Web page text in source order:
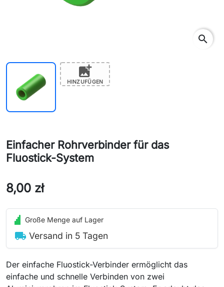
search
add_photo_alternate
HINZUFÜGEN
Einfacher Rohrverbinder für das
Fluostick-System
8,00 zł
Große Menge auf Lager
local_shipping Versand in 5 Tagen
Der einfache Fluostick-Verbinder ermöglicht das
einfache und schnelle Verbinden von zwei